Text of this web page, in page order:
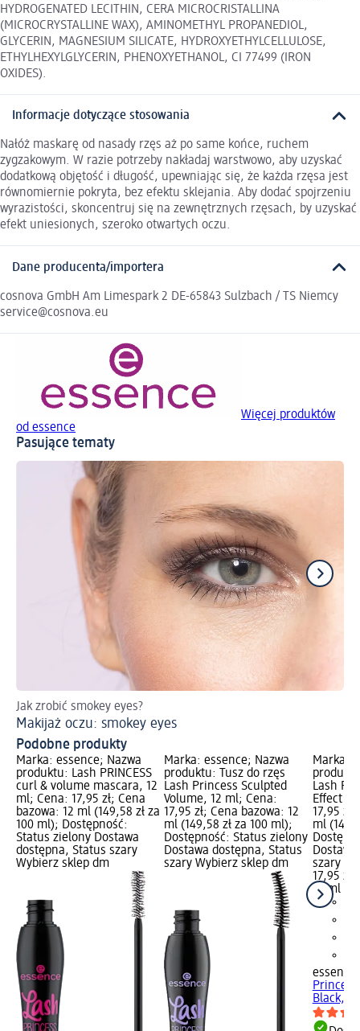
HYDROGENATED LECITHIN, CERA MICROCRISTALLINA
(MICROCRYSTALLINE WAX), AMINOMETHYL PROPANEDIOL,
GLYCERIN, MAGNESIUM SILICATE, HYDROXYETHYLCELLULOSE,
ETHYLHEXYLGLYCERIN, PHENOXYETHANOL, CI 77499 (IRON
OXIDES).
Informacje dotyczące stosowania
Nałóż maskarę od nasady rzęs aż po same końce, ruchem
zygzakowym. W razie potrzeby nakładaj warstwowo, aby uzyskać
dodatkową objętość i długość, upewniając się, że każda rzęsa jest
równomiernie pokryta, bez efektu sklejania. Aby dodać spojrzeniu
wyrazistości, skoncentruj się na zewnętrznych rzęsach, by uzyskać
efekt uniesionych, szeroko otwartych oczu.
Dane producenta/importera
cosnova GmbH Am Limespark 2 DE-65843 Sulzbach / TS Niemcy
service@cosnova.eu
Więcej produktów
od essence
Pasujące tematy
Jak zrobić smokey eyes?
Makijaż oczu: smokey eyes
Podobne produkty
Marka: essence; Nazwa
produktu: Lash PRINCESS
curl & volume mascara, 12
ml; Cena: 17,95 zł; Cena
bazowa: 12 ml (149,58 zł za
100 ml); Dostępność:
Status zielony Dostawa
dostępna, Status szary
Wybierz sklep dm
Marka: essence; Nazwa
produktu: Tusz do rzęs
Lash Princess Sculpted
Volume, 12 ml; Cena:
17,95 zł; Cena bazowa: 12
ml (149,58 zł za 100 ml);
Dostępność: Status zielony
Dostawa dostępna, Status
szary Wybierz sklep dm
Marka:
Lash
Effect
17,95
ml
szary
17,95 zł
12 ml
essence
Black,